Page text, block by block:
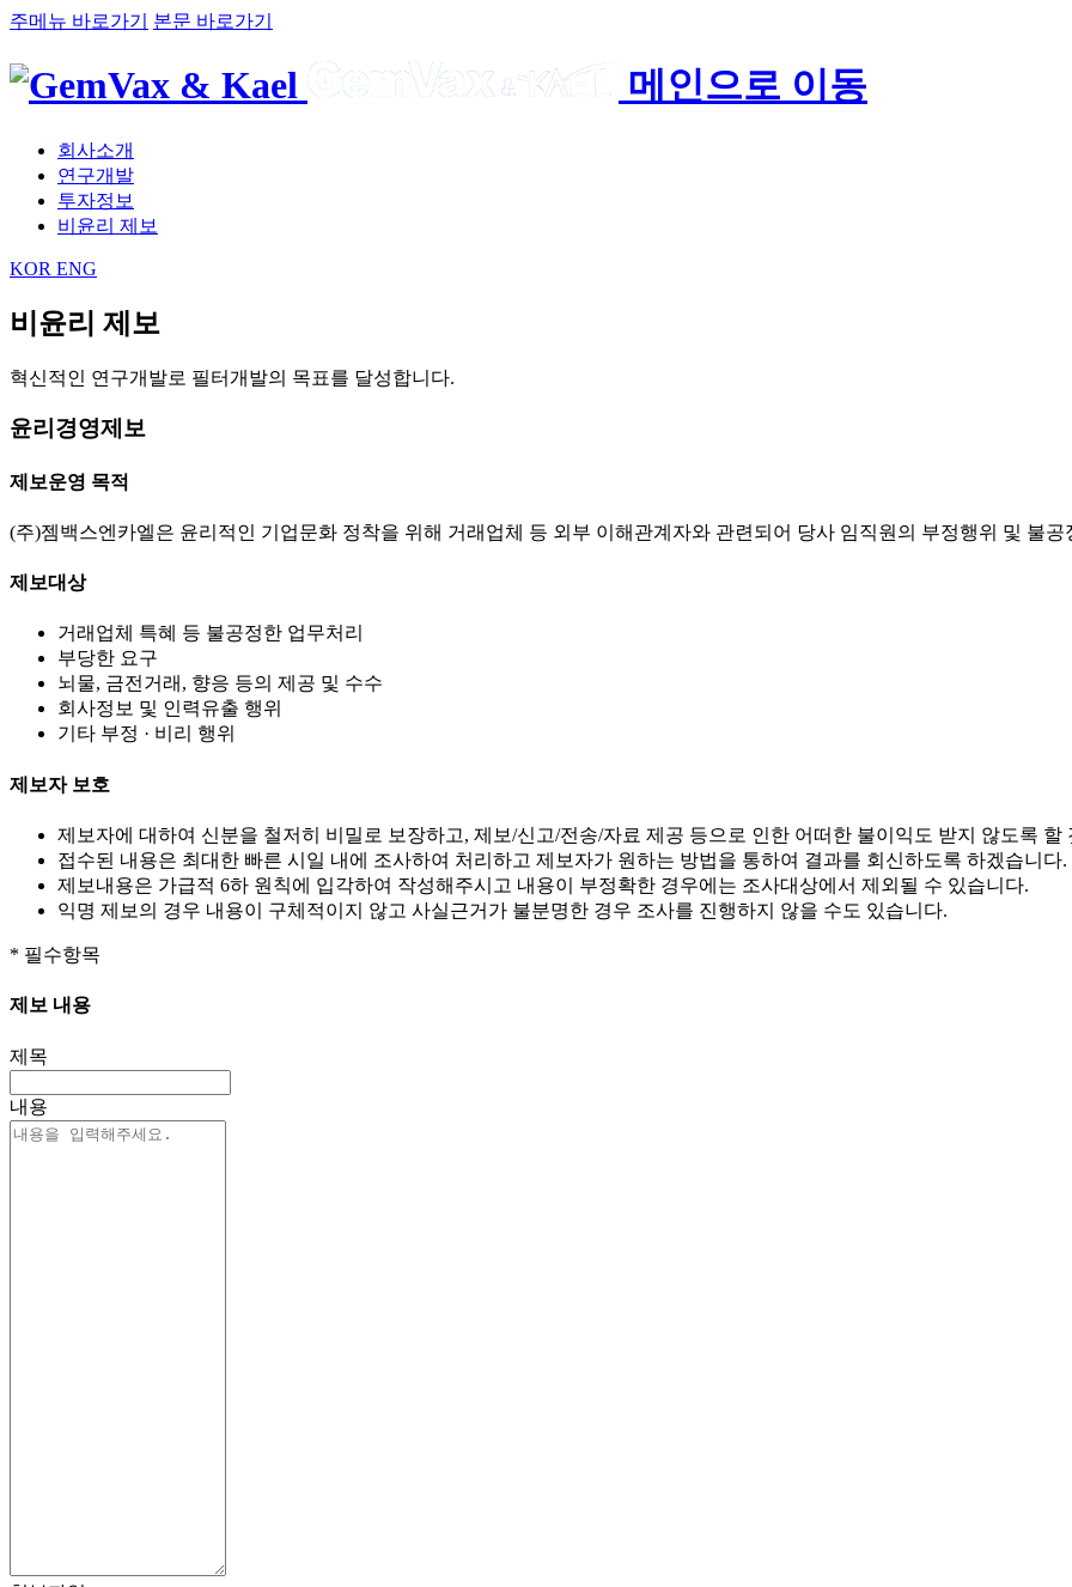
주메뉴 바로가기 본문 바로가기
메인으로 이동
회사소개
연구개발
투자정보
비윤리 제보
KOR ENG
비윤리 제보
혁신적인 연구개발로 필터개발의 목표를 달성합니다.
윤리경영제보
제보운영 목적
(주)젬백스엔카엘은 윤리적인 기업문화 정착을 위해 거래업체 등 외부 이해관계자와 관련되어 당사 임직원의 부정행위 및 불
제보대상
거래업체 특혜 등 불공정한 업무처리
부당한 요구
뇌물, 금전거래, 향응 등의 제공 및 수수
회사정보 및 인력유출 행위
기타 부정 · 비리 행위
제보자 보호
제보자에 대하여 신분을 철저히 비밀로 보장하고, 제보/신고/전송/자료 제공 등으로 인한 어떠한 불이익도 받지 않도록 할
접수된 내용은 최대한 빠른 시일 내에 조사하여 처리하고 제보자가 원하는 방법을 통하여 결과를 회신하도록 하겠습니다.
제보내용은 가급적 6하 원칙에 입각하여 작성해주시고 내용이 부정확한 경우에는 조사대상에서 제외될 수 있습니다.
익명 제보의 경우 내용이 구체적이지 않고 사실근거가 불분명한 경우 조사를 진행하지 않을 수도 있습니다.
* 필수항목
제보 내용
제목
내용